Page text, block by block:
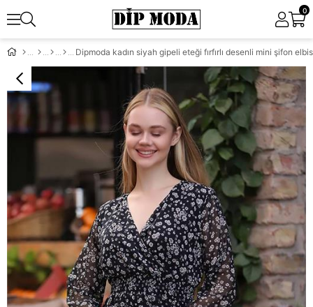
0
Dipmoda kadın siyah gipeli eteği fırfırlı desenli mini şifon